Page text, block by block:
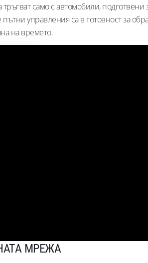
само с автомобили, подготвени
управления са в готовност за
на времето.
МРЕЖА